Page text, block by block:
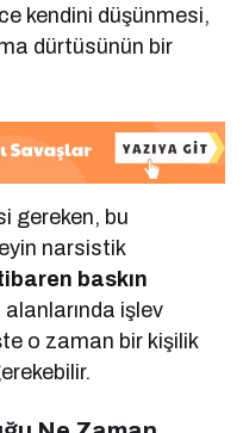
kendini düşünmesi,
dürtüsünün bir
gereken, bu
narsistik
baskın
işlev
o zaman bir kişilik